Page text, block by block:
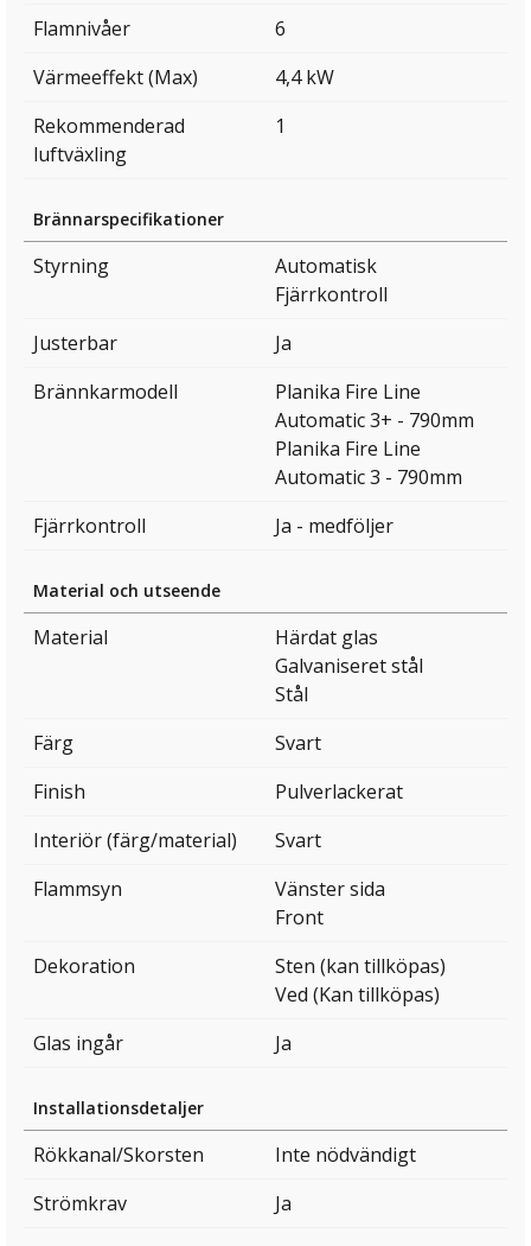
Flamnivåer
6
Värmeeffekt (Max)
4,4 kW
Rekommenderad
luftväxling
1
Brännarspecifikationer
Styrning
Automatisk
Fjärrkontroll
Justerbar
Ja
Brännkarmodell
Planika Fire Line
Automatic 3+ - 790mm
Planika Fire Line
Automatic 3 - 790mm
Fjärrkontroll
Ja - medföljer
Material och utseende
Material
Härdat glas
Galvaniseret stål
Stål
Färg
Svart
Finish
Pulverlackerat
Interiör (färg/material)
Svart
Flammsyn
Vänster sida
Front
Dekoration
Sten (kan tillköpas)
Ved (Kan tillköpas)
Glas ingår
Ja
Installationsdetaljer
Rökkanal/Skorsten
Inte nödvändigt
Strömkrav
Ja